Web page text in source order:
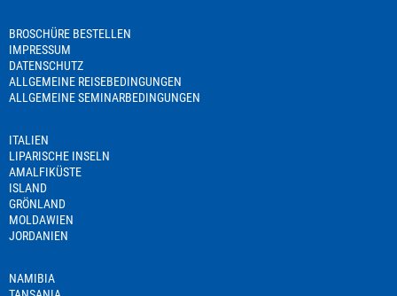
BROSCHÜRE BESTELLEN
IMPRESSUM
DATENSCHUTZ
ALLGEMEINE REISEBEDINGUNGEN
ALLGEMEINE SEMINARBEDINGUNGEN
ITALIEN
LIPARISCHE INSELN
AMALFIKÜSTE
ISLAND
GRÖNLAND
MOLDAWIEN
JORDANIEN
NAMIBIA